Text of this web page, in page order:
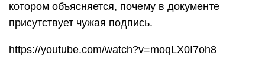
котором объясняется, почему в документе
присутствует чужая подпись.
https://youtube.com/watch?v=moqLX0I7oh8